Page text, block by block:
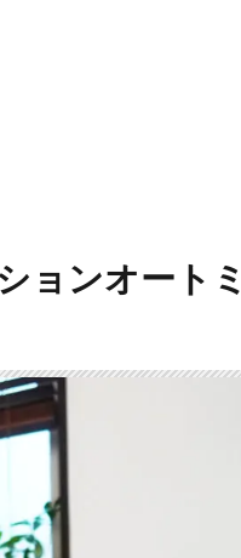
ョンオートミ